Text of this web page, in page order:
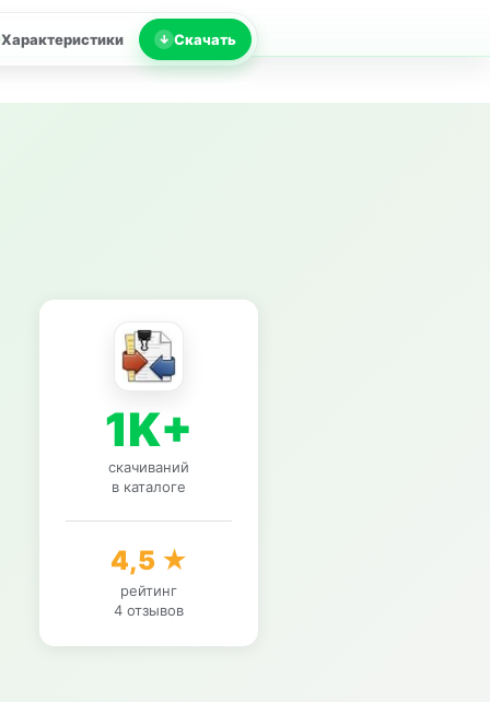
Характеристики Скачать
1K+
скачиваний
в каталоге
4,5 ★
рейтинг
4 отзывов